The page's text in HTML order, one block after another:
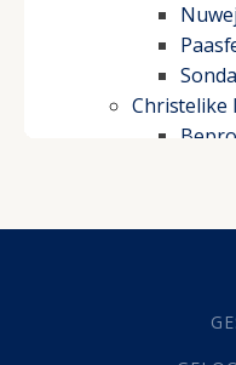
Christelike
Grys